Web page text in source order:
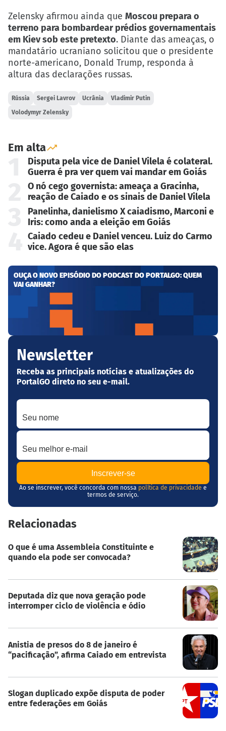
Zelensky afirmou ainda que Moscou prepara o
terreno para bombardear prédios governamentais
em Kiev sob este pretexto. Diante das ameaças, o
mandatário ucraniano solicitou que o presidente
norte-americano, Donald Trump, responda à
altura das declarações russas.
Rússia Sergei Lavrov Ucrânia Vladimir Putin
Volodymyr Zelensky
Em alta
Disputa pela vice de Daniel Vilela é colateral.
Guerra é pra ver quem vai mandar em Goiás
O nó cego governista: ameaça a Gracinha,
reação de Caiado e os sinais de Daniel Vilela
Panelinha, danielismo X caiadismo, Marconi e
Iris: como anda a eleição em Goiás
Caiado cedeu e Daniel venceu. Luiz do Carmo
vice. Agora é que são elas
OUÇA O NOVO EPISÓDIO DO PODCAST DO PORTALGO: QUEM
VAI GANHAR?
Newsletter
Receba as principais notícias e atualizações do
PortalGO direto no seu e-mail.
Seu nome
Seu melhor e-mail
Ao se inscrever, você concorda com nossa política de privacidade e
termos de serviço.
Relacionadas
O que é uma Assembleia Constituinte e
quando ela pode ser convocada?
Deputada diz que nova geração pode
interromper ciclo de violência e ódio
Anistia de presos do 8 de janeiro é
“pacificação”, afirma Caiado em entrevista
Slogan duplicado expõe disputa de poder
entre federações em Goiás